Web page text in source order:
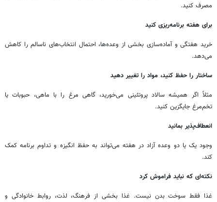
مصرف کنید.
برای هفته برنامه‌ریزی کنید
خرید هفتگی و آماده‌سازی بخشی از وعده‌ها، احتمال انتخاب‌های ناسالم را کاهش
می‌دهد.
ساختار را حفظ کنید، مواد را تغییر دهید
مثلاً اگر همیشه سالاد پروتئینی می‌خورید، گاهی مرغ را با ماهی، حبوبات یا
تخم‌مرغ جایگزین کنید.
انعطاف‌پذیر بمانید
وجود یک یا دو وعده آزاد در هفته می‌تواند به حفظ انگیزه و تداوم برنامه کمک
کند.
نکته‌ای که نباید فراموش کرد
غذا فقط سوخت بدن نیست. غذا بخشی از فرهنگ، لذت، روابط خانوادگی و